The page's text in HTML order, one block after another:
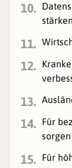
10.
stärken
11.
12.
13.
14.
Für
sorgen
15. Für